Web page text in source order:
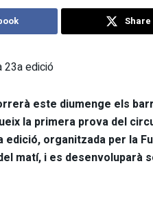
23a edició
este diumenge els
la primera prova del
edició, organitzada per la
matí, i es